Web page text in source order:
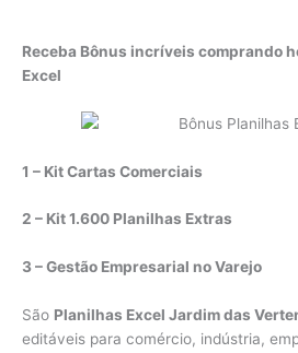
Receba Bônus incríveis comprando
Excel
1 – Kit Cartas Comerciais
2 – Kit 1.600 Planilhas Extras
3 – Gestão Empresarial no Varejo
São Planilhas Excel Jardim das
editáveis para comércio, indústria,